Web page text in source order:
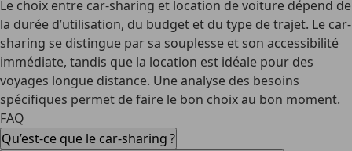
Le choix entre car-sharing et location de voiture dépend de
la durée d’utilisation, du budget et du type de trajet. Le car-
sharing se distingue par sa souplesse et son accessibilité
immédiate, tandis que la location est idéale pour des
voyages longue distance. Une analyse des besoins
spécifiques permet de faire le bon choix au bon moment.
FAQ
Qu’est-ce que le car-sharing ?